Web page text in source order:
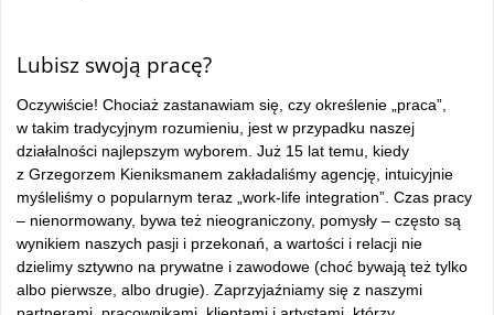
Lubisz swoją pracę?
Oczywiście! Chociaż zastanawiam się, czy określenie „praca”,
w takim tradycyjnym rozumieniu, jest w przypadku naszej
działalności najlepszym wyborem. Już 15 lat temu, kiedy
z Grzegorzem Kieniksmanem zakładaliśmy agencję, intuicyjnie
myśleliśmy o popularnym teraz „work-life integration”. Czas pracy
– nienormowany, bywa też nieograniczony, pomysły – często są
wynikiem naszych pasji i przekonań, a wartości i relacji nie
dzielimy sztywno na prywatne i zawodowe (choć bywają też tylko
albo pierwsze, albo drugie). Zaprzyjaźniamy się z naszymi